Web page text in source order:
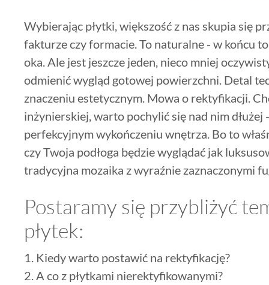
Wybierając płytki, większość z nas skupia się
fakturze czy formacie. To naturalne - w końcu
oka. Ale jest jeszcze jeden, nieco mniej
odmienić wygląd gotowej powierzchni. Detal
znaczeniu estetycznym. Mowa o rektyfikacji.
inżynierskiej, warto pochylić się nad nim dłużej
perfekcyjnym wykończeniu wnętrza. Bo to
czy Twoja podłoga będzie wyglądać jak
tradycyjna mozaika z wyraźnie zaznaczonymi
Postaramy się przybliżyć
płytek:
Kiedy warto postawić na rektyfikację?
A co z płytkami nierektyfikowanymi?